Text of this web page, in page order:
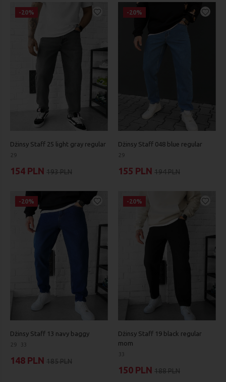
-20%
Dżinsy Staff 25 light gray regular
29
154 PLN 193 PLN
-20%
Dżinsy Staff 048 blue regular
29
155 PLN 194 PLN
-20%
Dżinsy Staff 13 navy baggy
29 33
148 PLN 185 PLN
-20%
Dżinsy Staff 19 black regular
mom
33
150 PLN 188 PLN